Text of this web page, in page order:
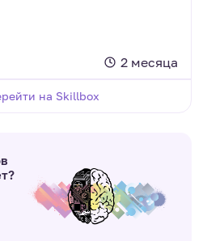
2 месяца
на Skillbox